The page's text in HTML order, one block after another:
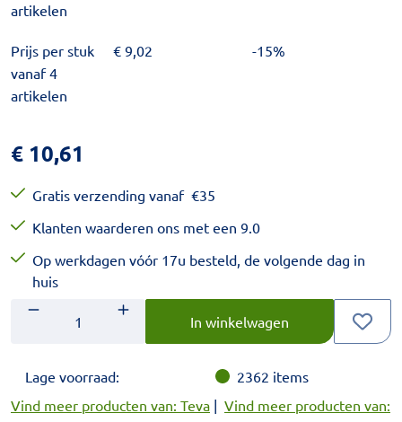
artikelen
Prijs per stuk
vanaf 4
artikelen
€ 9,02 -15%
€ 10,61
Gratis verzending vanaf €35
Klanten waarderen ons met een 9.0
Op werkdagen vóór 17u besteld, de volgende dag in
huis
Aantal
Voer het gewenste aantal in.
In winkelwagen
Lage voorraad: 2362 items
Vind meer producten van: Teva | Vind meer producten van: